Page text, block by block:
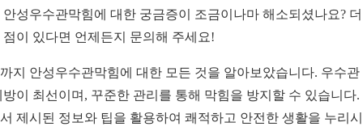
안성우수관막힘에 대한 궁금증이 조금이나마 해소되셨나요?
점이 있다면 언제든지 문의해 주세요!
지 안성우수관막힘에 대한 모든 것을 알아보았습니다. 우수관
방이 최선이며, 꾸준한 관리를 통해 막힘을 방지할 수 있습니다.
제시된 정보와 팁을 활용하여 쾌적하고 안전한 생활을 누리